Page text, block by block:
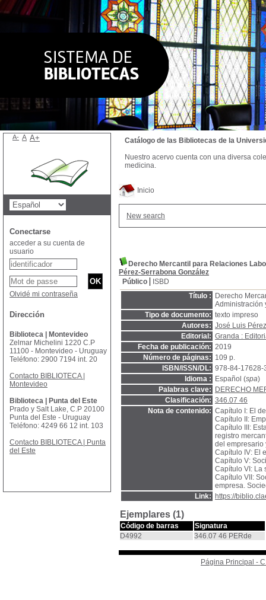
Inicio
New search
Derecho Mercantil para Relaciones
Pérez-Serrabona González
Público
ISBD
Título :
Derecho
Administración
Tipo de documento: texto impreso
Autores: José Luis
Editorial: Granda :
Fecha de publicación: 2019
Número de páginas: 109 p.
ISBN/ISSN/DL: 978-84-17628-
Idioma :
Español (spa)
Palabras clave:
DERECHO
Clasificación: 346.07 46
Nota de contenido: Capítulo I: El
Capítulo II:
Capítulo III:
registro
del empresario
Capítulo IV: El
Capítulo V:
Capítulo VI: La
Capítulo VII:
empresa.
Link:
https://
Ejemplares (1)
Código de barras
Signatura
D4992
346.07 46 PERde
Página Principal -
Catálogo de las Bibliotecas de la
Nuestro acervo cuenta con una diversa
medicina.
A- A A+
Conectarse
acceder a su cuenta de
usuario
Olvidé mi contraseña
Dirección
Biblioteca | Montevideo
Zelmar Michelini 1220 C.P
11100 - Montevideo - Uruguay
Teléfono: 2900 7194 int. 20
Contacto BIBLIOTECA |
Montevideo
Biblioteca | Punta del Este
Prado y Salt Lake, C.P 20100
Punta del Este - Uruguay
Teléfono: 4249 66 12 int. 103
Contacto BIBLIOTECA | Punta
del Este